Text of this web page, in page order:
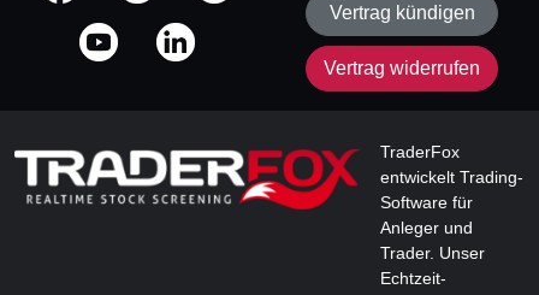
Vertrag kündigen
Vertrag widerrufen
TraderFox
entwickelt Trading-
Software für
Anleger und
Trader. Unser
Echtzeit-